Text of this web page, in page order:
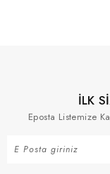
İLK
Eposta Listemize